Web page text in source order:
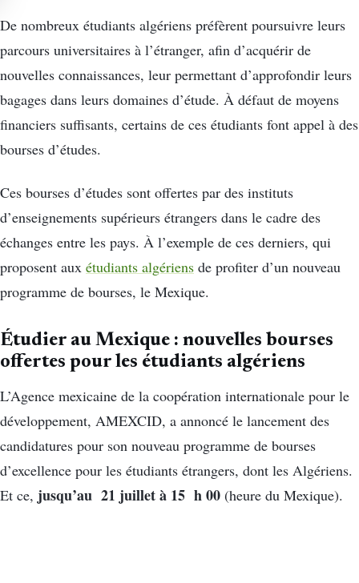
De nombreux étudiants algériens préfèrent poursuivre leurs
parcours universitaires à l’étranger, afin d’acquérir de
nouvelles connaissances, leur permettant d’approfondir leurs
bagages dans leurs domaines d’étude. À défaut de moyens
financiers suffisants, certains de ces étudiants font appel à des
bourses d’études.
Ces bourses d’études sont offertes par des instituts
d’enseignements supérieurs étrangers dans le cadre des
échanges entre les pays. À l’exemple de ces derniers, qui
proposent aux étudiants algériens de profiter d’un nouveau
programme de bourses, le Mexique.
Étudier au Mexique : nouvelles bourses
offertes pour les étudiants algériens
L’Agence mexicaine de la coopération internationale pour le
développement, AMEXCID, a annoncé le lancement des
candidatures pour son nouveau programme de bourses
d’excellence pour les étudiants étrangers, dont les Algériens.
Et ce, jusqu’au 21 juillet à 15 h 00 (heure du Mexique).